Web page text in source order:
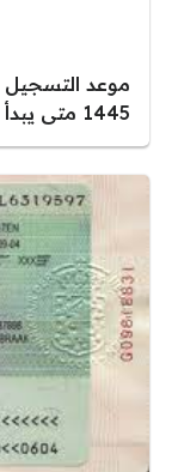
موعد التسجيل
1445 متى يبدأ ومتى ينتهي